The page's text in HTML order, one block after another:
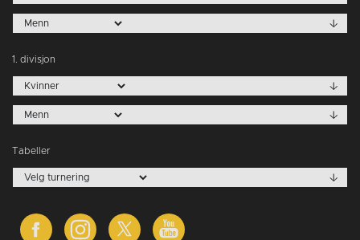
1. divisjon
Tabeller